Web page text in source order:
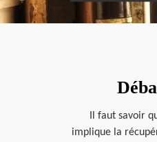
Il faut savoir
implique la